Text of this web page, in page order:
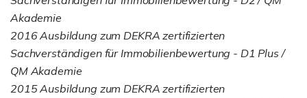
Akademie
2016 Ausbildung zum DEKRA zertifizierten
Sachverständigen für Immobilienbewertung - D1 Plus /
QM Akademie
2015 Ausbildung zum DEKRA zertifizierten